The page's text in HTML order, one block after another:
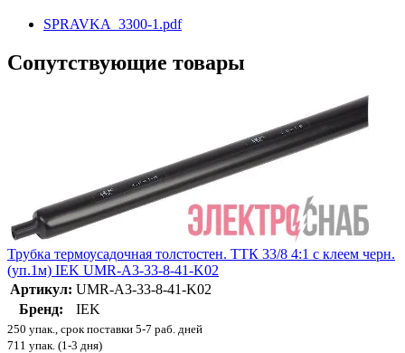
SPRAVKA_3300-1.pdf
Сопутствующие товары
Трубка термоусадочная толстостен. ТТК 33/8 4:1 с клеем черн.
(уп.1м) IEK UMR-A3-33-8-41-K02
Артикул: UMR-A3-33-8-41-K02
Бренд:
IEK
250 упак., срок поставки 5-7 раб. дней
711 упак. (1-3 дня)